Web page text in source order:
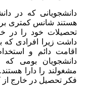
دانشجویانی که در
هستند شانس کمتری
تحصیلات خود را در
داشت زیرا افرادی
اقامت دائم و
دانشجویان بومی که
مشغولند را دارا
فکر تحصیل در خارج از